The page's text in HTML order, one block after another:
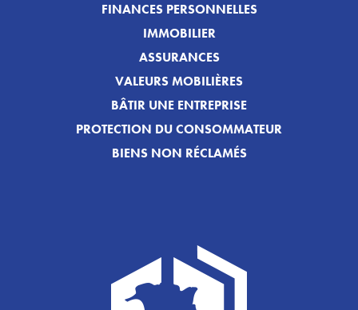
FINANCES PERSONNELLES
IMMOBILIER
ASSURANCES
VALEURS MOBILIÈRES
BÂTIR UNE ENTREPRISE
PROTECTION DU CONSOMMATEUR
BIENS NON RÉCLAMÉS